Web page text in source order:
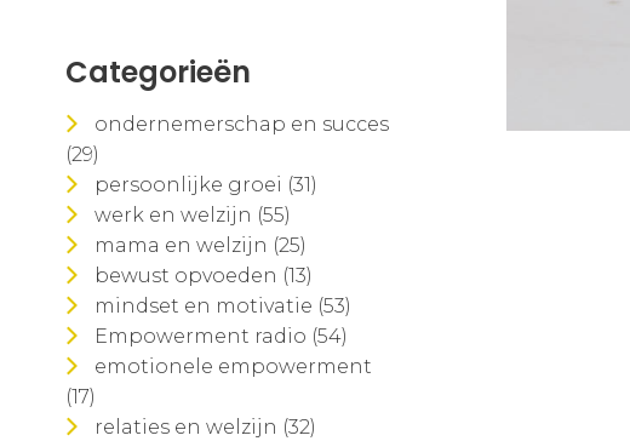
Categorieën
ondernemerschap en succes
(29)
persoonlijke groei (31)
werk en welzijn (55)
mama en welzijn (25)
bewust opvoeden (13)
mindset en motivatie (53)
Empowerment radio (54)
emotionele empowerment
(17)
relaties en welzijn (32)